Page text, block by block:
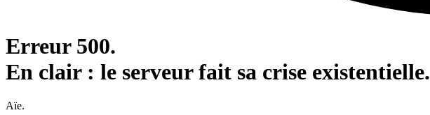
Erreur 500.
En clair : le serveur fait sa crise existentielle.
Aïe.